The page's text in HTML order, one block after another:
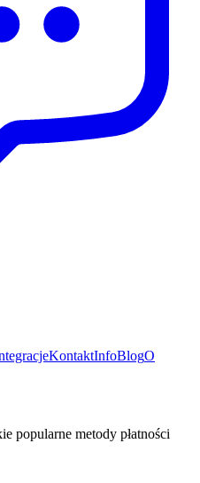
KontaktInfoBlogO
popularne metody płatności